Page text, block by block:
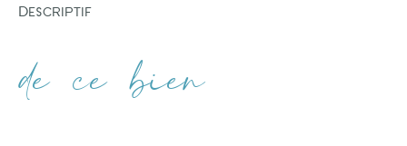
descriptif
de ce bien